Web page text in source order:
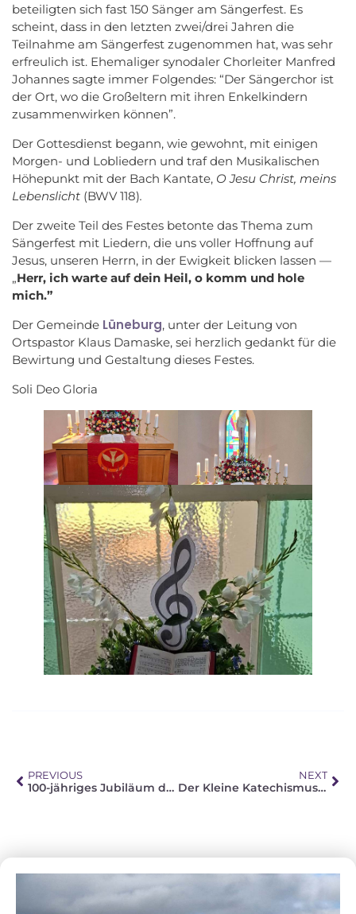
beteiligten sich fast 150 Sänger am Sängerfest. Es
scheint, dass in den letzten zwei/drei Jahren die
Teilnahme am Sängerfest zugenommen hat, was sehr
erfreulich ist. Ehemaliger synodaler Chorleiter Manfred
Johannes sagte immer Folgendes: “Der Sängerchor ist
der Ort, wo die Großeltern mit ihren Enkelkindern
zusammenwirken können”.
Der Gottesdienst begann, wie gewohnt, mit einigen
Morgen- und Lobliedern und traf den Musikalischen
Höhepunkt mit der Bach Kantate, O Jesu Christ, meins
Lebenslicht (BWV 118).
Der zweite Teil des Festes betonte das Thema zum
Sängerfest mit Liedern, die uns voller Hoffnung auf
Jesus, unseren Herrn, in der Ewigkeit blicken lassen —
„Herr, ich warte auf dein Heil, o komm und hole
mich.”
Der Gemeinde Lüneburg, unter der Leitung von
Ortspastor Klaus Damaske, sei herzlich gedankt für die
Bewirtung und Gestaltung dieses Festes.
Soli Deo Gloria
PREVIOUS
100-jähriges Jubiläum der Gemeinde Panbult
NEXT
Der Kleine Katechismus und Mission